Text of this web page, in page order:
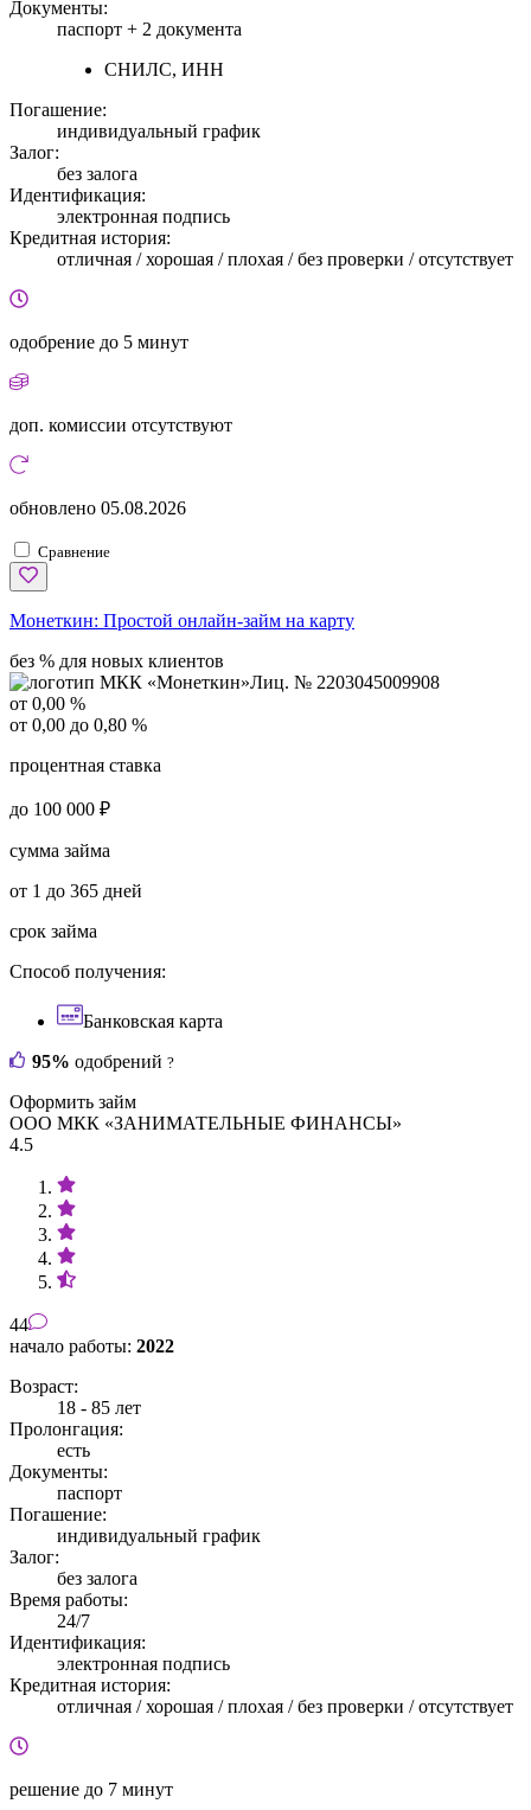
Документы:
паспорт + 2 документа
СНИЛС, ИНН
Погашение:
индивидуальный график
Залог:
без залога
Идентификация:
электронная подпись
Кредитная история:
отличная / хорошая / плохая / без проверки / отсутствует
одобрение до 5 минут
доп. комиссии отсутствуют
обновлено 05.08.2026
Сравнение
Монеткин: Простой онлайн-займ на карту
без % для новых клиентов
Лиц. № 2203045009908
от 0,00 %
от 0,00 до 0,80 %
процентная ставка
до 100 000 ₽
сумма займа
от 1 до 365 дней
срок займа
Способ получения:
Банковская карта
95% одобрений ?
Оформить займ
ООО МКК «ЗАНИМАТЕЛЬНЫЕ ФИНАНСЫ»
4.5
44
начало работы: 2022
Возраст:
18 - 85 лет
Пролонгация:
есть
Документы:
паспорт
Погашение:
индивидуальный график
Залог:
без залога
Время работы:
24/7
Идентификация:
электронная подпись
Кредитная история:
отличная / хорошая / плохая / без проверки / отсутствует
решение до 7 минут